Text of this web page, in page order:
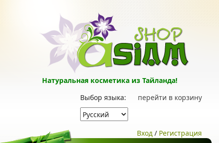
Натуральная косметика из Тайланда!
перейти в корзину
Выбор языка:
Вход / Регистрация